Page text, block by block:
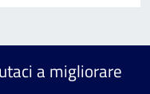
a migliorare